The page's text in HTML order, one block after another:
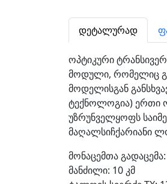
დეტალურად
ოპტიკური
მოდული, რომელიც
მოდელისგან
ტექნოლოგია) ერთი
უზრუნველყოფს
მაღალსიჩქარიანი
მონაცემთა
მანძილი: 10 კმ